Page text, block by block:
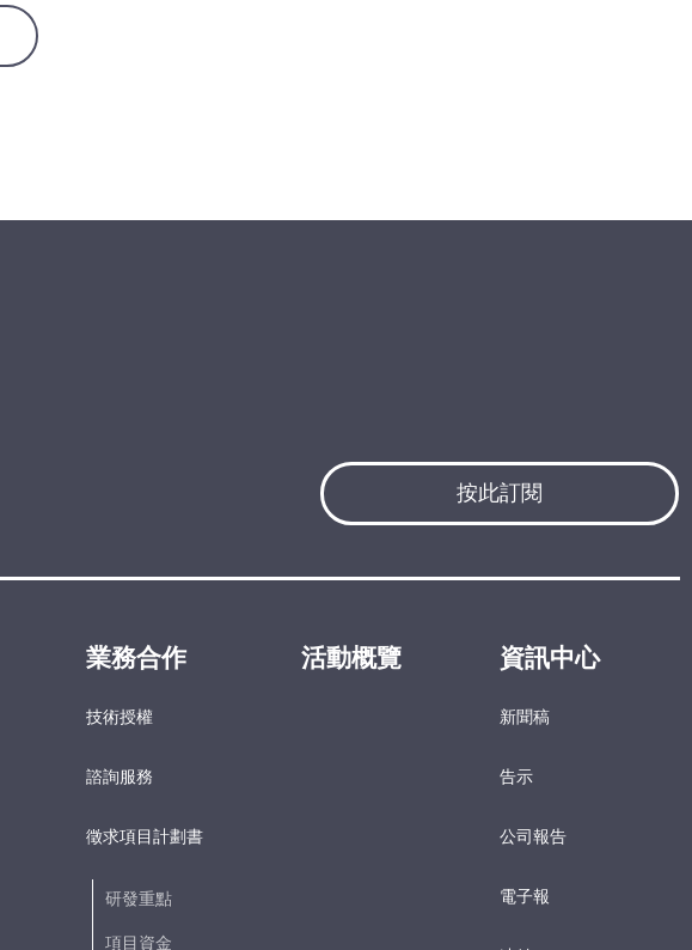
按此訂閱
業務合作
技術授權
諮詢服務
徵求項目計劃書
研發重點​
項目資金​
活動概覽 資訊中心
新聞稿
告示
公司報告
電子報​